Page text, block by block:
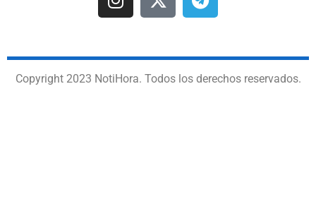
Copyright 2023 NotiHora. Todos los derechos reservados.